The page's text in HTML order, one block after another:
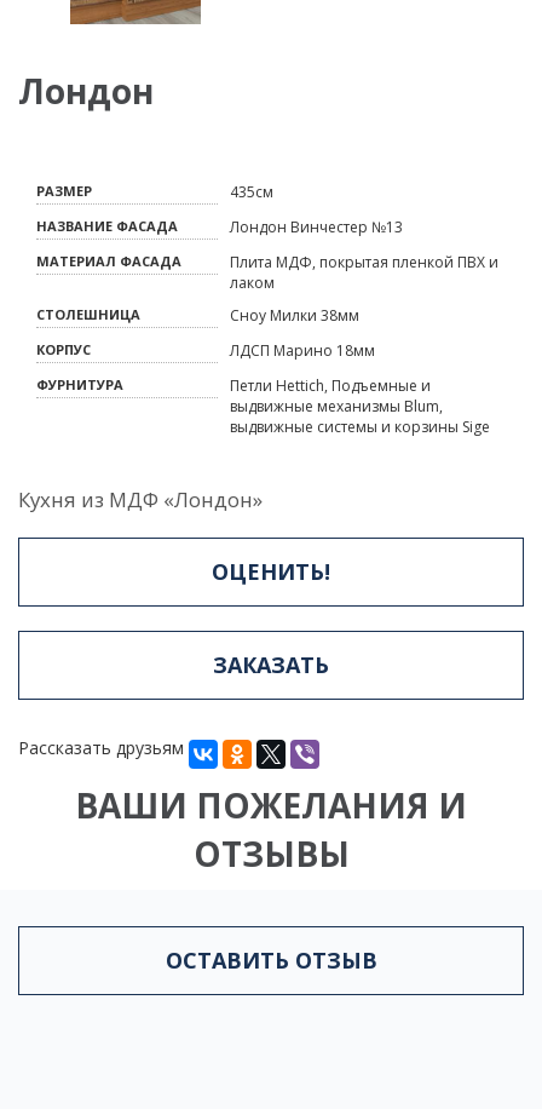
Лондон
РАЗМЕР 435см
НАЗВАНИЕ ФАСАДА Лондон Винчестер №13
МАТЕРИАЛ ФАСАДА
Плита МДФ, покрытая пленкой ПВХ и
лаком
СТОЛЕШНИЦА Сноу Милки 38мм
КОРПУС ЛДСП Марино 18мм
ФУРНИТУРА
Петли Hettich, Подъемные и
выдвижные механизмы Blum,
выдвижные системы и корзины Sige
Кухня из МДФ «Лондон»
ОЦЕНИТЬ!
ЗАКАЗАТЬ
Рассказать друзьям
ВАШИ ПОЖЕЛАНИЯ И
ОТЗЫВЫ
ОСТАВИТЬ ОТЗЫВ